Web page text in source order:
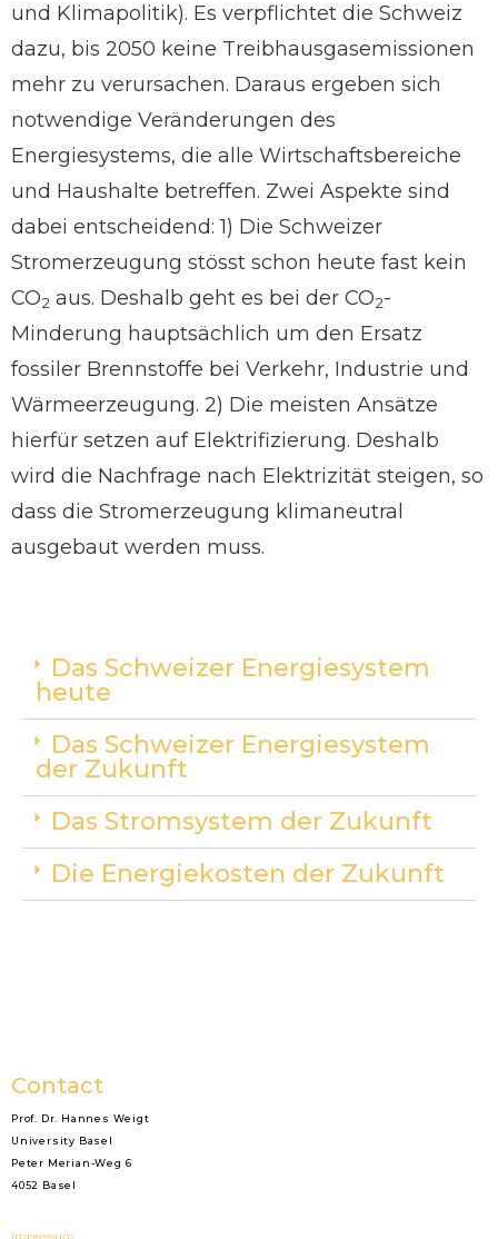
und Klimapolitik). Es verpflichtet die Schweiz
dazu, bis 2050 keine Treibhausgasemissionen
mehr zu verursachen. Daraus ergeben sich
notwendige Veränderungen des
Energiesystems, die alle Wirtschaftsbereiche
und Haushalte betreffen. Zwei Aspekte sind
dabei entscheidend: 1) Die Schweizer
Stromerzeugung stösst schon heute fast kein
CO2 aus. Deshalb geht es bei der CO2-
Minderung hauptsächlich um den Ersatz
fossiler Brennstoffe bei Verkehr, Industrie und
Wärmeerzeugung. 2) Die meisten Ansätze
hierfür setzen auf Elektrifizierung. Deshalb
wird die Nachfrage nach Elektrizität steigen, so
dass die Stromerzeugung klimaneutral
ausgebaut werden muss.
Das Schweizer Energiesystem
heute
Das Schweizer Energiesystem
der Zukunft
Das Stromsystem der Zukunft
Die Energiekosten der Zukunft
Contact
Prof. Dr. Hannes Weigt
University Basel
Peter Merian-Weg 6
4052 Basel